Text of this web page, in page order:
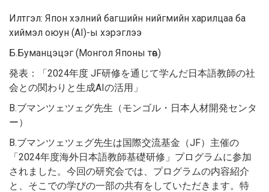
Илтгэл: Япон хэлний багшийн нийгмийн харилцаа ба
хиймэл оюун (AI)-ы хэрэглээ
Б.Буманцэцэг (Монгол Японы төв)
発表：「2024年度 JF研修を通じて学んだ日本語教師の社
会との関わりと生成AIの活用」
B.ブマンツェツェグ先生（モンゴル・日本人材開発センタ
ー）
B.ブマンツェツェグ先生は国際交流基金（JF）主催の
「2024年度海外日本語教師基礎研修」プログラムに参加
されました。今回の研究会では、プログラムの内容紹介
と、そこでの学びの一部の共有をしていただきます。特